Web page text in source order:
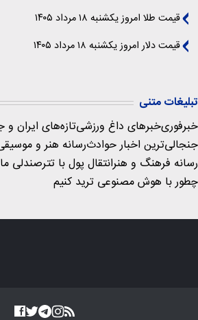
قیمت طلا امروز یکشنبه ۱۸ مرداد ۱۴۰۵
قیمت دلار امروز یکشنبه ۱۸ مرداد ۱۴۰۵
تبلیغات متنی
خبرفوریخبرهای داغ ورزشیتازه‌های ایران و
جنجالی‌ترین اخبار حوادثرسانه هنر و
رسانه فرهنگ و هنرانتقال پول با تترصندلی
چطور با هوش مصنوعی ترید کنیم